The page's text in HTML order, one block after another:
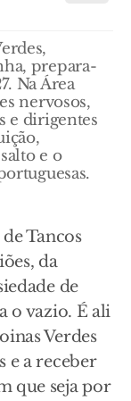
prepara-
Na Área
nervosos,
e dirigentes
e o
Tancos
da
de
o vazio. É ali
Verdes
e a receber
que seja por